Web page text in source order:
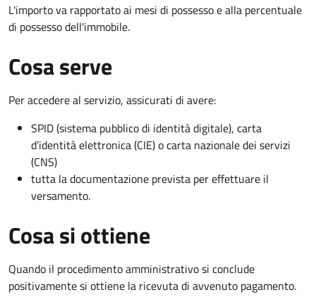
L'importo va rapportato ai mesi di possesso e alla percentuale
di possesso dell'immobile.
Cosa serve
Per accedere al servizio, assicurati di avere:
SPID (sistema pubblico di identità digitale), carta
d’identità elettronica (CIE) o carta nazionale dei servizi
(CNS)
tutta la documentazione prevista per effettuare il
versamento.
Cosa si ottiene
Quando il procedimento amministrativo si conclude
positivamente si ottiene la ricevuta di avvenuto pagamento.